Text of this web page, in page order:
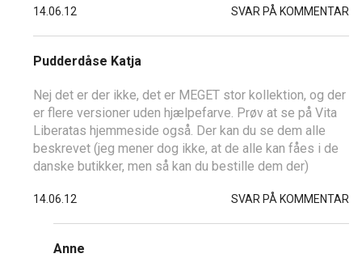
14.06.12 SVAR PÅ KOMMENTAR
Pudderdåse Katja
Nej det er der ikke, det er MEGET stor kollektion, og der
er flere versioner uden hjælpefarve. Prøv at se på Vita
Liberatas hjemmeside også. Der kan du se dem alle
beskrevet (jeg mener dog ikke, at de alle kan fåes i de
danske butikker, men så kan du bestille dem der)
14.06.12 SVAR PÅ KOMMENTAR
Anne